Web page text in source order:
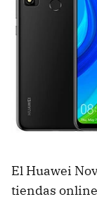
El Huawei
tiendas